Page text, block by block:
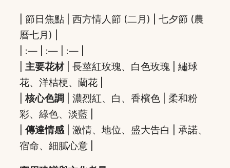
| 節日焦點 | 西方情人節 (二月) | 七夕節 (農
曆七月) |
| :— | :— | :— |
主要花材| 長莖紅玫瑰、白色玫瑰 | 繡球
花、洋桔梗、蘭花 |
|核心色調 | 濃烈紅、白、香檳色 | 柔和粉
彩、綠色、淡藍 |
傳達情感 | 激情、地位、盛大告白 | 承諾、
宿命、細膩心意 |